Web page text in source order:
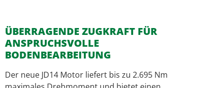
ÜBERRAGENDE ZUGKRAFT FÜR
ANSPRUCHSVOLLE
BODENBEARBEITUNG
Der neue JD14 Motor liefert bis zu 2.695 Nm